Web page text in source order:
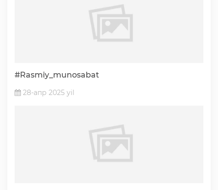
Ochiq budjet ma'lumotlar
#Rasmiy_munosabat
28-апр 2025 yil